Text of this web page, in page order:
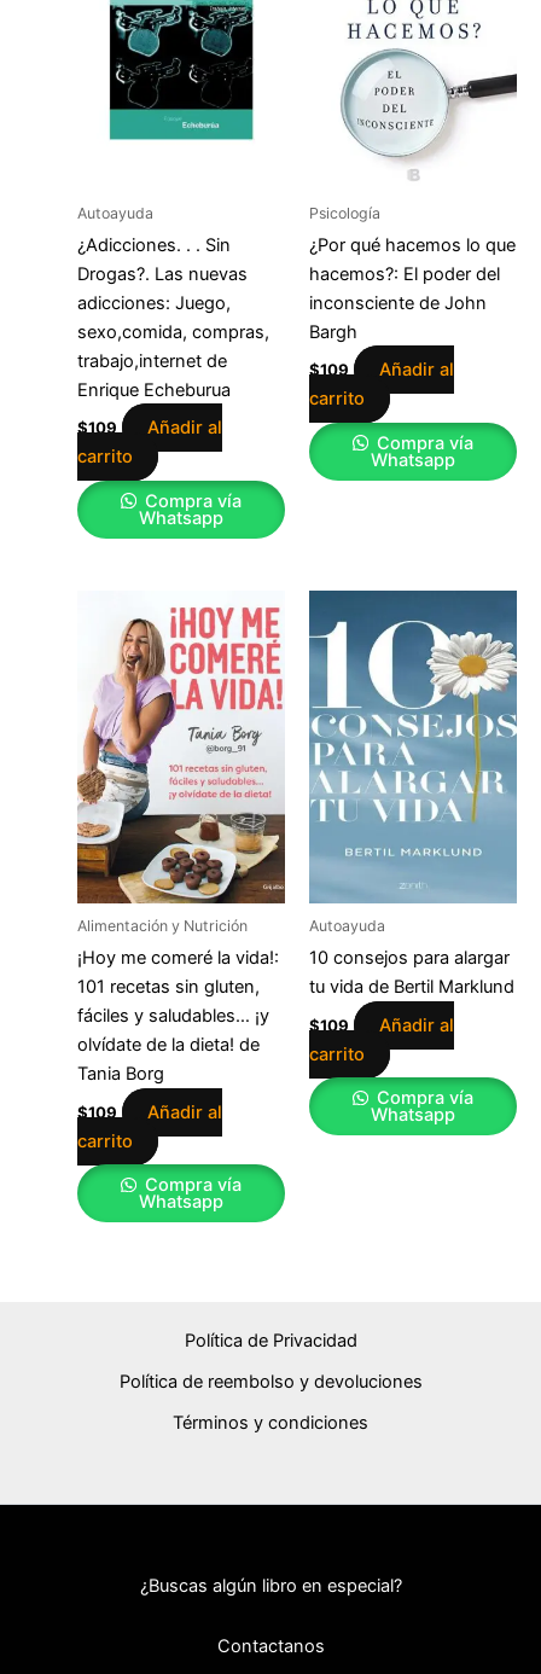
Autoayuda
¿Adicciones. . . Sin
Drogas?. Las nuevas
adicciones: Juego,
sexo,comida, compras,
trabajo,internet de
Enrique Echeburua
$109
Añadir al
carrito
Compra vía
Whatsapp
Psicología
¿Por qué hacemos lo que
hacemos?: El poder del
inconsciente de John
Bargh
$109
Añadir al
carrito
Compra vía
Whatsapp
Alimentación y Nutrición
¡Hoy me comeré la vida!:
101 recetas sin gluten,
fáciles y saludables… ¡y
olvídate de la dieta! de
Tania Borg
$109
Añadir al
carrito
Compra vía
Whatsapp
Autoayuda
10 consejos para alargar
tu vida de Bertil Marklund
$109
Añadir al
carrito
Compra vía
Whatsapp
Política de Privacidad
Política de reembolso y devoluciones
Términos y condiciones
¿Buscas algún libro en especial?
Contactanos